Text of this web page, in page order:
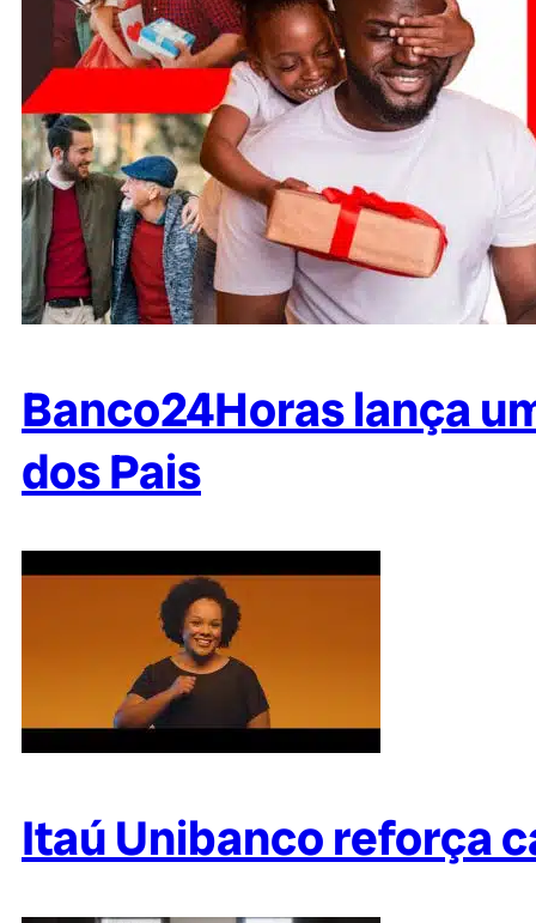
Banco24Horas lança
dos Pais
Itaú Unibanco reforça